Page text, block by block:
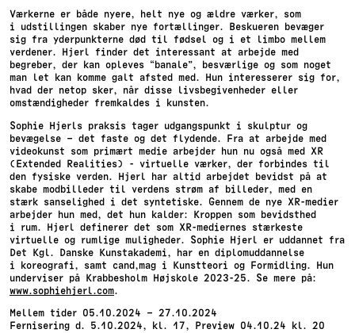
Værkerne er både nyere, helt nye og ældre værker, som
i udstillingen skaber nye fortællinger. Beskueren bevæger
sig fra yderpunkterne død til fødsel og i et limbo mellem
verdener. Hjerl finder det interessant at arbejde med
begreber, der kan opleves “banale”, besværlige og som noget
man let kan komme galt afsted med. Hun interesserer sig for,
hvad der netop sker, når disse livsbegivenheder eller
omstændigheder fremkaldes i kunsten.
Sophie Hjerls praksis tager udgangspunkt i skulptur og
bevægelse – det faste og det flydende. Fra at arbejde med
videokunst som primært medie arbejder hun nu også med XR
(Extended Realities) - virtuelle værker, der forbindes til
den fysiske verden. Hjerl har altid arbejdet bevidst på at
skabe modbilleder til verdens strøm af billeder, med en
stærk sanselighed i det syntetiske. Gennem de nye XR-medier
arbejder hun med, det hun kalder: Kroppen som bevidsthed
i rum. Hjerl definerer det som XR-mediernes stærkeste
virtuelle og rumlige muligheder. Sophie Hjerl er uddannet fra
Det Kgl. Danske Kunstakademi, har en diplomuddannelse
i koreografi, samt cand,mag i Kunstteori og Formidling. Hun
underviser på Krabbesholm Højskole 2023-25. Se mere på:
www.sophiehjerl.com.
Mellem tider 05.10.2024 – 27.10.2024
Fernisering d. 5.10.2024, kl. 17, Preview 04.10.24 kl. 20